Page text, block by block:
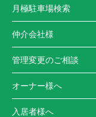
月極駐車場検索
仲介会社様
管理変更のご相談
オーナー様へ
入居者様へ